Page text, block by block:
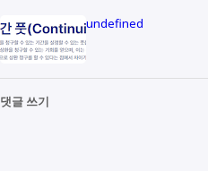
undefined
댓글 쓰기